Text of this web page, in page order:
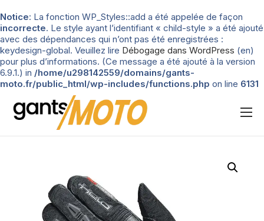
Notice: La fonction WP_Styles::add a été appelée de façon
incorrecte. Le style ayant l’identifiant « child-style » a été ajouté
avec des dépendances qui n’ont pas été enregistrées :
keydesign-global. Veuillez lire Débogage dans WordPress (en)
pour plus d’informations. (Ce message a été ajouté à la version
6.9.1.) in /home/u298142559/domains/gants-
moto.fr/public_html/wp-includes/functions.php on line 6131
Nos tests
Types de gants
Guide d’achat